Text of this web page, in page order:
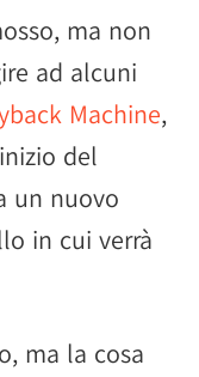
ma non
ad alcuni
Machine,
del
un nuovo
in cui verrà
ma la cosa